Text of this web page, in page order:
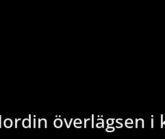
överlägsen